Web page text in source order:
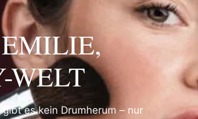
WELT
es kein Drumherum – nur